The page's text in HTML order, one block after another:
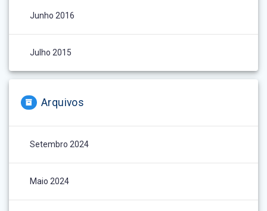
Junho 2016
Julho 2015
Arquivos
Setembro 2024
Maio 2024